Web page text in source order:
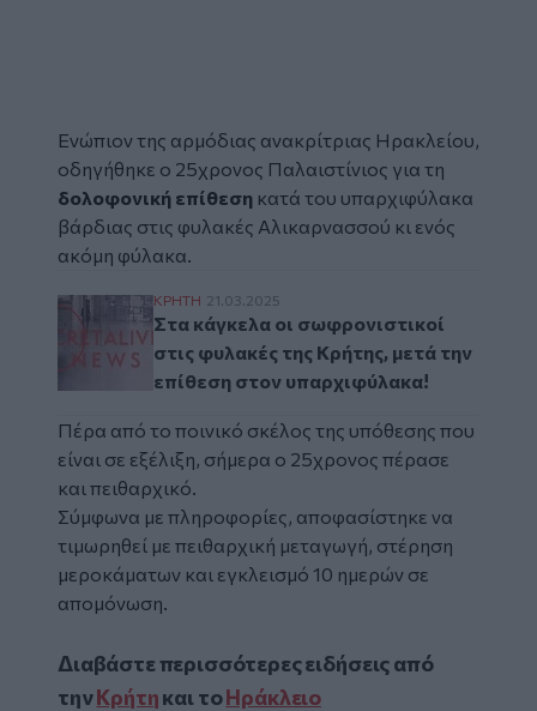
Ενώπιον της αρμόδιας ανακρίτριας Ηρακλείου,
οδηγήθηκε ο 25χρονος Παλαιστίνιος για τη
δολοφονική επίθεση κατά του υπαρχιφύλακα
βάρδιας στις φυλακές Αλικαρνασσού κι ενός
ακόμη φύλακα.
Στα κάγκελα οι σωφρονιστικοί στις
ΚΡΗΤΗ 21.03.2025
Στα κάγκελα οι σωφρονιστικοί
στις φυλακές της Κρήτης, μετά την
επίθεση στον υπαρχιφύλακα!
Πέρα από το ποινικό σκέλος της υπόθεσης που
είναι σε εξέλιξη, σήμερα ο 25χρονος πέρασε
και πειθαρχικό.
Σύμφωνα με πληροφορίες, αποφασίστηκε να
τιμωρηθεί με πειθαρχική μεταγωγή, στέρηση
μεροκάματων και εγκλεισμό 10 ημερών σε
απομόνωση.
Διαβάστε περισσότερες ειδήσεις από
τηνΚρήτηκαι τοΗράκλειο